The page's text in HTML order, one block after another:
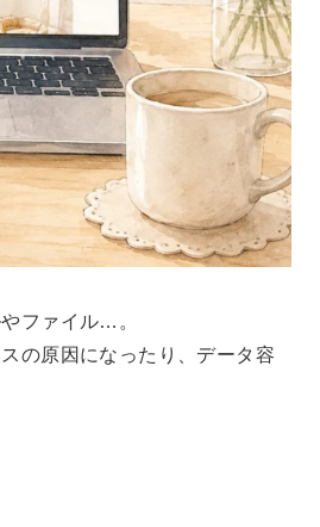
ファイル…。
の原因になったり、データ容